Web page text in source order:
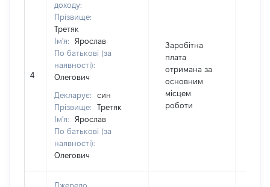
4
доходу:
Прізвище:
Третяк
Ім'я:
Ярослав
По батькові (за
наявності):
Олегович
Декларує:
син
Прізвище:
Третяк
Ім'я:
Ярослав
По батькові (за
наявності):
Олегович
Заробітна
плата
отримана за
основним
місцем
роботи
Джерело